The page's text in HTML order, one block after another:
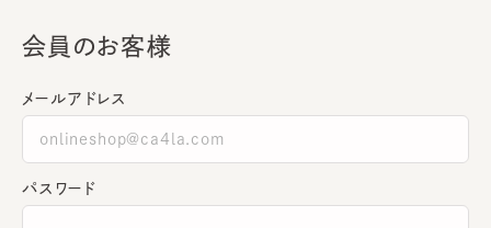
会員のお客様
メールアドレス
パスワード